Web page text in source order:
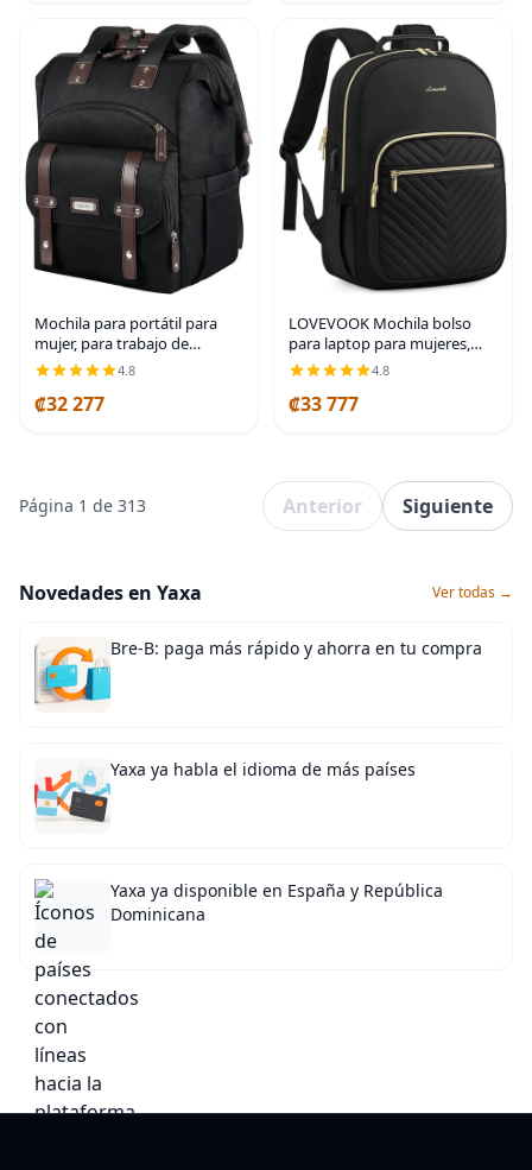
Mochila para portátil para
mujer, para trabajo de
doctoras, profesoras,
enfermeras, de 15.6
pulgadas, mochila
4.8
₡32 277
LOVEVOOK Mochila bolso
para laptop para mujeres,
bolsas de computadora de
trabajo y viaje, mochila
escolar universitaria para
4.8
₡33 777
Página 1 de 313 Anterior Siguiente
Novedades en Yaxa Ver todas →
Bre-B: paga más rápido y ahorra en tu compra
Yaxa ya habla el idioma de más países
Yaxa ya disponible en España y República
Dominicana